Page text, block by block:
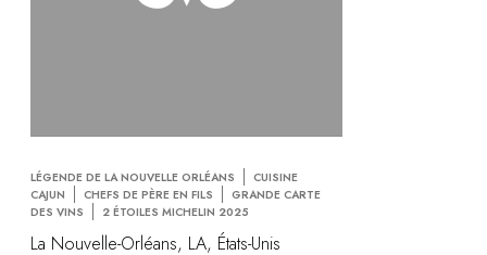
LÉGENDE DE LA NOUVELLE ORLÉANS
CUISINE
CAJUN
CHEFS DE PÈRE EN FILS
GRANDE CARTE
DES VINS
2 ÉTOILES MICHELIN 2025
La Nouvelle-Orléans, LA, États-Unis